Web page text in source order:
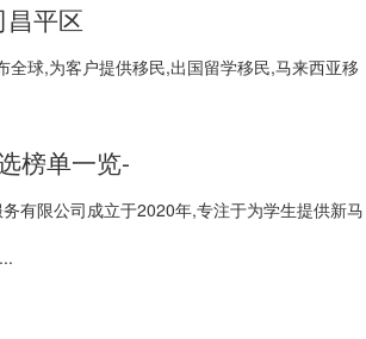
平区
球,为客户提供移民,出国留学移民,马来西亚移
榜单一览-
有限公司成立于2020年,专注于为学生提供新马